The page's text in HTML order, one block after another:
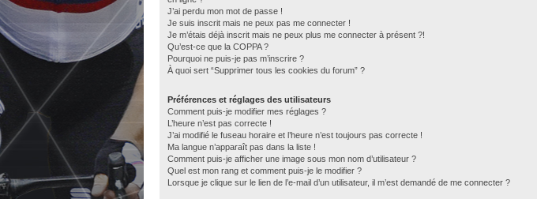
J’ai perdu mon mot de passe !
Je suis inscrit mais ne peux pas me connecter !
Je m’étais déjà inscrit mais ne peux plus me connecter à présent ?!
Qu’est-ce que la COPPA ?
Pourquoi ne puis-je pas m’inscrire ?
À quoi sert “Supprimer tous les cookies du forum” ?
Préférences et réglages des utilisateurs
Comment puis-je modifier mes réglages ?
L’heure n’est pas correcte !
J’ai modifié le fuseau horaire et l’heure n’est toujours pas correcte !
Ma langue n’apparaît pas dans la liste !
Comment puis-je afficher une image sous mon nom d’utilisateur ?
Quel est mon rang et comment puis-je le modifier ?
Lorsque je clique sur le lien de l’e-mail d’un utilisateur, il m’est demandé de me connecter ?